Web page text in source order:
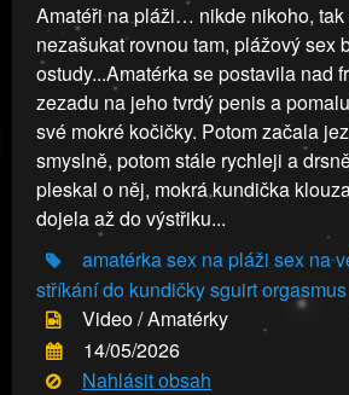
Amatéři na pláži… nikde nikoho, tak
nezašukat rovnou tam, plážový sex
ostudy...Amatérka se postavila nad
zezadu na jeho tvrdý penis a
své mokré kočičky. Potom začala
smyslně, potom stále rychleji a
pleskal o něj, mokrá kundička
dojela až do výstřiku...
amatérkasex na pláži sex na
stříkání do kundičkysguirtorgasmus
Video / Amatérky
14/05/2026
Nahlásit obsah